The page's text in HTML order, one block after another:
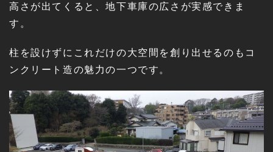
高さが出てくると、地下車庫の広さが実感できま
す。
柱を設けずにこれだけの大空間を創り出せるのもコ
ンクリート造の魅力の一つです。